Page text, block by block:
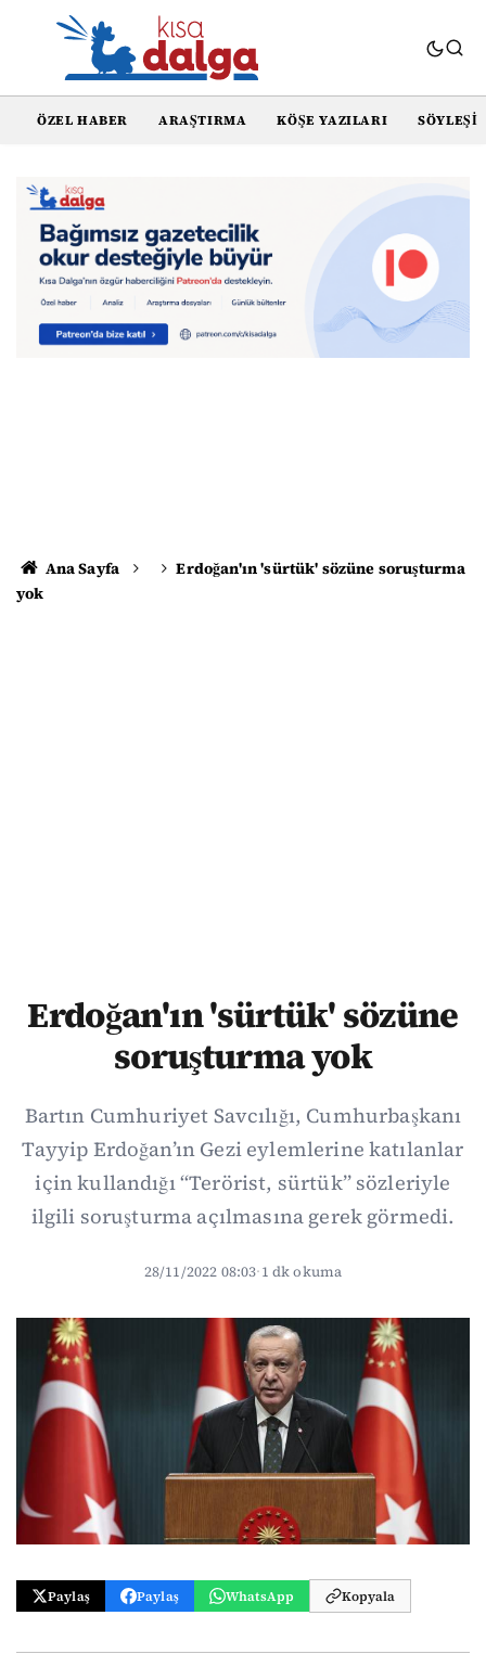
ÖZEL HABER ARAŞTIRMA KÖŞE YAZILARI SÖYLEŞI
Ana Sayfa
Erdoğan'ın 'sürtük' sözüne soruşturma
yok
Erdoğan'ın 'sürtük' sözüne
soruşturma yok
Bartın Cumhuriyet Savcılığı, Cumhurbaşkanı
Tayyip Erdoğan’ın Gezi eylemlerine katılanlar
için kullandığı “Terörist, sürtük” sözleriyle
ilgili soruşturma açılmasına gerek görmedi.
28/11/2022 08:03·1 dk okuma
Paylaş Paylaş WhatsApp Kopyala